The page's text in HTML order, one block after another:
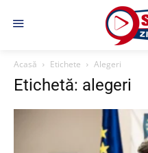
Acasă Etichete Alegeri
Etichetă: alegeri